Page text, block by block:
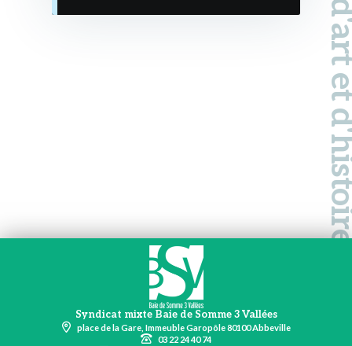
Pays
Syndicat mixte Baie de Somme 3 Vallées
place de la Gare, Immeuble Garopôle 80100 Abbeville
03 22 24 40 74